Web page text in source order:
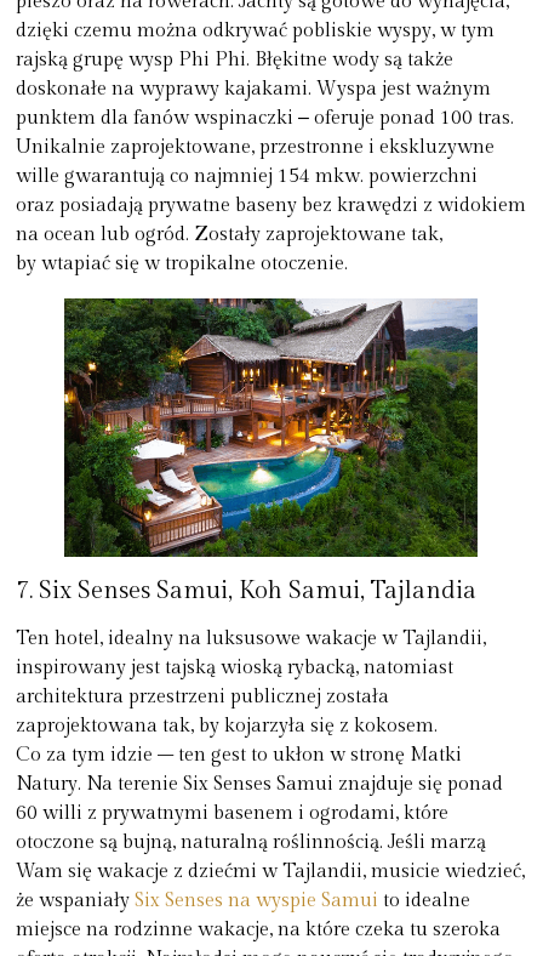
dzięki czemu można odkrywać pobliskie wyspy, w tym
rajską grupę wysp Phi Phi. Błękitne wody są także
doskonałe na wyprawy kajakami. Wyspa jest ważnym
punktem dla fanów wspinaczki ‒ oferuje ponad 100 tras.
Unikalnie zaprojektowane, przestronne i ekskluzywne
wille gwarantują co najmniej 154 mkw. powierzchni
oraz posiadają prywatne baseny bez krawędzi z widokiem
na ocean lub ogród. Zostały zaprojektowane tak,
by wtapiać się w tropikalne otoczenie.
7. Six Senses Samui, Koh Samui, Tajlandia
Ten hotel, idealny na luksusowe wakacje w Tajlandii,
inspirowany jest tajską wioską rybacką, natomiast
architektura przestrzeni publicznej została
zaprojektowana tak, by kojarzyła się z kokosem.
Co za tym idzie – ten gest to ukłon w stronę Matki
Natury. Na terenie Six Senses Samui znajduje się ponad
60 willi z prywatnymi basenem i ogrodami, które
otoczone są bujną, naturalną roślinnością. Jeśli marzą
Wam się wakacje z dziećmi w Tajlandii, musicie wiedzieć,
że wspaniałySix Senses na wyspie Samui to idealne
miejsce na rodzinne wakacje, na które czeka tu szeroka